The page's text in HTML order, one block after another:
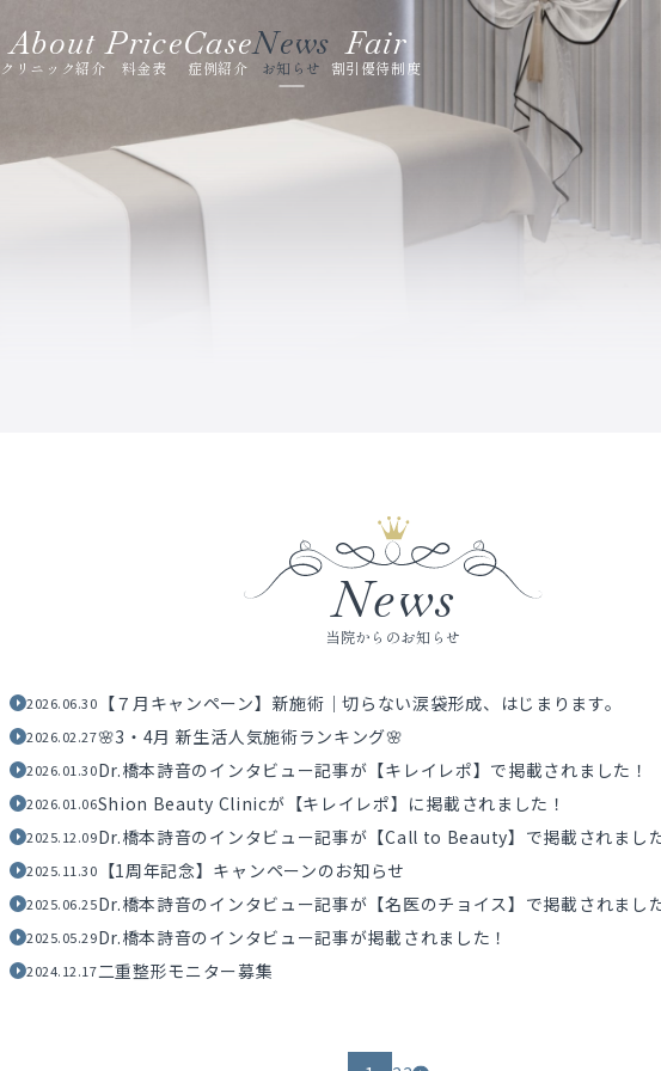
About
クリニック紹介
Price
料金表
Case
症例紹介
News
お知らせ
Fair
割引優待制度
News
当院からのお知らせ
2026.06.30 【７月キャンペーン】新施術｜切らない涙袋形成、はじまります。
2026.02.27🌸3・4月 新生活人気施術ランキング🌸
2026.01.30Dr.橋本詩音のインタビュー記事が【キレイレポ】で掲載されました！
2026.01.06Shion Beauty Clinicが【キレイレポ】に掲載されました！
2025.12.09Dr.橋本詩音のインタビュー記事が【Call to Beauty】で掲載されまし
2025.11.30 【1周年記念】キャンペーンのお知らせ
2025.06.25Dr.橋本詩音のインタビュー記事が【名医のチョイス】で掲載されまし
2025.05.29Dr.橋本詩音のインタビュー記事が掲載されました！
2024.12.17二重整形モニター募集